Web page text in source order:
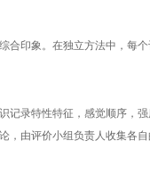
印象。在独立方法中，每个
录特性特征，感觉顺序，强
由评价小组负责人收集各自